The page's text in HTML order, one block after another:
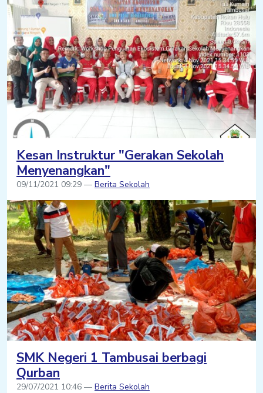
Kesan Instruktur "Gerakan Sekolah
Menyenangkan"
09/11/2021 09:29 — Berita Sekolah
SMK Negeri 1 Tambusai berbagi
Qurban
29/07/2021 10:46 — Berita Sekolah